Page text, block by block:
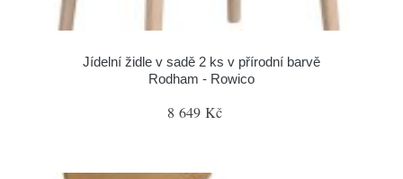
Jídelní židle v sadě 2 ks v přírodní barvě
Rodham - Rowico
8 649 Kč